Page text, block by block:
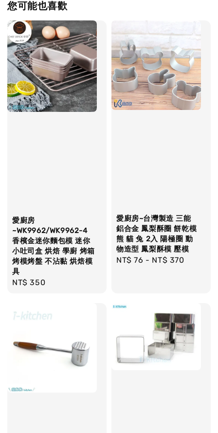
您可能也喜歡
愛廚房
~WK9962/WK9962-4
香檳金迷你麵包模 迷你
小吐司盒 烘焙 學廚 烤箱
烤模烤盤 不沾黏 烘焙模
具
Regular
NT$ 350
愛廚房~台灣製造 三能
鋁合金 鳳梨酥圈 餅乾模
熊 貓 兔 2入 陽極圈 動
物造型 鳳梨酥模 壓模
Regular
NT$ 76 - NT$ 370